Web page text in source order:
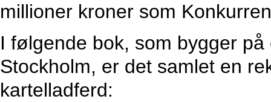
millioner kroner som
I følgende bok, som bygger
Stockholm, er det samlet en
kartelladferd: